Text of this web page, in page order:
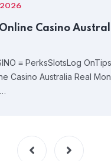
2026
Casino
≡ PerksSlotsLog
Casino Australia Real